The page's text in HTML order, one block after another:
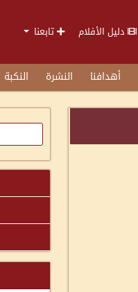
دليل الأفلام تابعنا
أهدافنا النشرة النكبة